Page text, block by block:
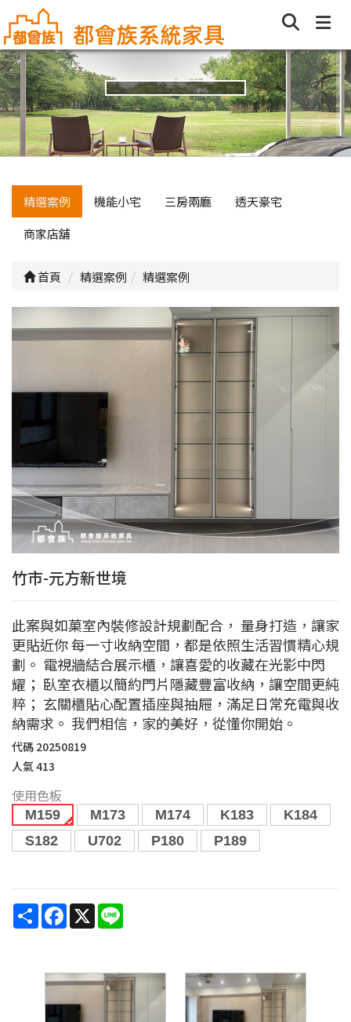
精選案例 機能小宅 三房兩廳
透天豪宅
商家店舖
首頁 精選案例 精選案例
竹市-元方新世境
此案與如菓室內裝修設計規劃配合， 量身打造，讓家
更貼近你 每一寸收納空間，都是依照生活習慣精心規
劃。 電視牆結合展示櫃，讓喜愛的收藏在光影中閃
耀； 臥室衣櫃以簡約門片隱藏豐富收納，讓空間更純
粹； 玄關櫃貼心配置插座與抽屜，滿足日常充電與收
納需求。 我們相信，家的美好，從懂你開始。
代碼 20250819
人氣413
使用色板
M159 M173 M174 K183
K184
S182
U702 P180 P189
ShareFacebook
X